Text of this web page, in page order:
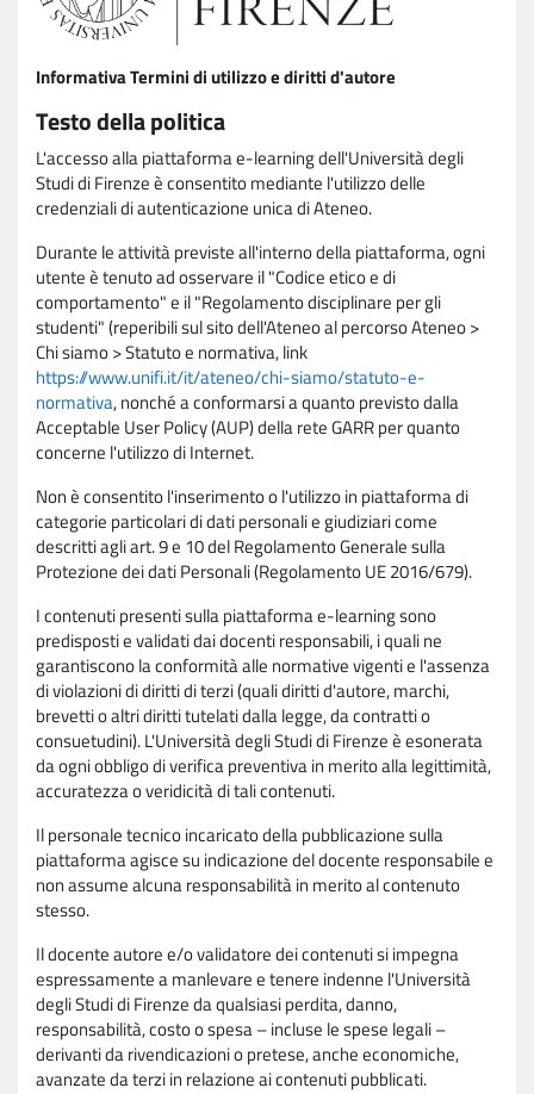
Informativa Termini di utilizzo e diritti d'autore
Testo della politica
L'accesso alla piattaforma e-learning dell'Università degli
Studi di Firenze è consentito mediante l'utilizzo delle
credenziali di autenticazione unica di Ateneo.
Durante le attività previste all'interno della piattaforma, ogni
utente è tenuto ad osservare il "Codice etico e di
comportamento" e il "Regolamento disciplinare per gli
studenti" (reperibili sul sito dell'Ateneo al percorso Ateneo >
Chi siamo > Statuto e normativa, link
https://www.unifi.it/it/ateneo/chi-siamo/statuto-e-
normativa, nonché a conformarsi a quanto previsto dalla
Acceptable User Policy (AUP) della rete GARR per quanto
concerne l'utilizzo di Internet.
Non è consentito l'inserimento o l'utilizzo in piattaforma di
categorie particolari di dati personali e giudiziari come
descritti agli art. 9 e 10 del Regolamento Generale sulla
Protezione dei dati Personali (Regolamento UE 2016/679).
I contenuti presenti sulla piattaforma e-learning sono
predisposti e validati dai docenti responsabili, i quali ne
garantiscono la conformità alle normative vigenti e l'assenza
di violazioni di diritti di terzi (quali diritti d'autore, marchi,
brevetti o altri diritti tutelati dalla legge, da contratti o
consuetudini). L'Università degli Studi di Firenze è esonerata
da ogni obbligo di verifica preventiva in merito alla legittimità,
accuratezza o veridicità di tali contenuti.
Il personale tecnico incaricato della pubblicazione sulla
piattaforma agisce su indicazione del docente responsabile e
non assume alcuna responsabilità in merito al contenuto
stesso.
Il docente autore e/o validatore dei contenuti si impegna
espressamente a manlevare e tenere indenne l'Università
degli Studi di Firenze da qualsiasi perdita, danno,
responsabilità, costo o spesa – incluse le spese legali –
derivanti da rivendicazioni o pretese, anche economiche,
avanzate da terzi in relazione ai contenuti pubblicati.